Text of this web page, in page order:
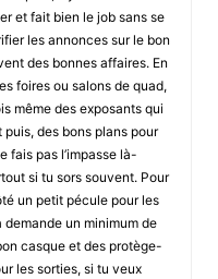
et fait bien le job sans se
les annonces sur le bon
des bonnes affaires. En
foires ou salons de quad,
même des exposants qui
puis, des bons plans pour
fais pas l’impasse là-
si tu sors souvent. Pour
un petit pécule pour les
demande un minimum de
casque et des protège-
les sorties, si tu veux